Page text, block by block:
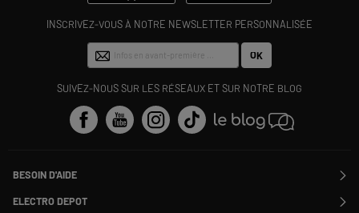
INSCRIVEZ-VOUS À NOTRE NEWSLETTER PERSONNALISÉE
OK
SUIVEZ-NOUS SUR LES RÉSEAUX ET SUR NOTRE BLOG
BESOIN D'AIDE
Contactez-nous
Suivre ma commande
ELECTRO DEPOT